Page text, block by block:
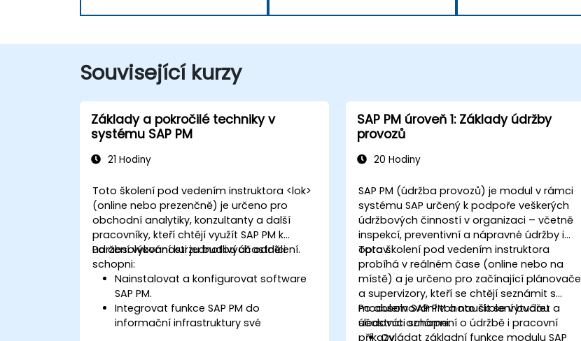
Související kurzy
Základy a pokročilé techniky v
systému SAP PM
21 Hodiny
Toto školení pod vedením instruktora <lok>
(online nebo prezenčně) je určeno pro
obchodní analytiky, konzultanty a další
pracovníky, kteří chtějí využít SAP PM k
udržení výkonnosti jednotlivých oddělení.
Po absolvování kurzu budou účastníci
schopni:
Nainstalovat a konfigurovat software
SAP PM.
Integrovat funkce SAP PM do
informační infrastruktury své
SAP PM úroveň 1: Základy údržby
provozů
20 Hodiny
SAP PM (údržba provozů) je modul v rámci
systému SAP určený k podpoře veškerých
údržbových činností v organizaci – včetně
inspekcí, preventivní a nápravné údržby i
oprav.
Toto školení pod vedením instruktora
probíhá v reálném čase (online nebo na
místě) a je určeno pro začínající plánovače
a supervizory, kteří se chtějí seznámit s
modulem SAP PM a naučit se vytvářet a
sledovat oznámení o údržbě i pracovní
příkazy.
Po absolvování tohoto školení budou
účastníci schopni:
Ovládat základní funkce modulu SAP